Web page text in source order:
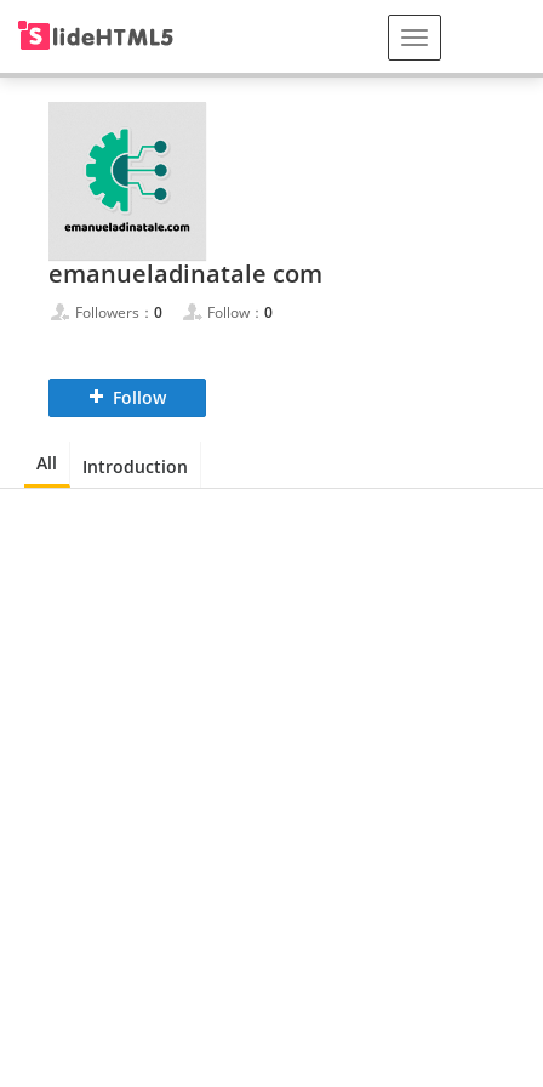
emanueladinatale com
Followers： 0 Follow： 0
Follow
All Introduction